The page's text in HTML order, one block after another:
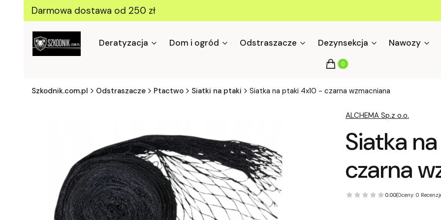
Darmowa dostawa od 250 zł
Deratyzacja Dom i ogród Odstraszacze Dezynsekcja Nawozy
Produkty w koszyku: 0. Zobacz
Koszyk
Szkodnik.com.pl Odstraszacze Ptactwo Siatki na ptaki Siatka na ptaki 4x10 - czarna wzmacniana
ALCHEMA Sp.z o.o.
Siatka
czarna
0.00(Oceny: 0